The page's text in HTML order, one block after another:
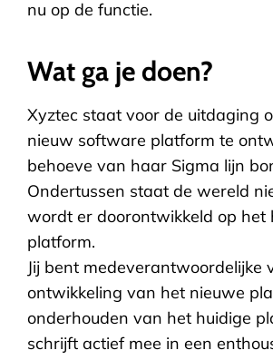
nu op de functie.
Wat ga je doen?
Xyztec staat voor de uitdaging
nieuw software platform te
behoeve van haar Sigma lijn
Ondertussen staat de wereld
wordt er doorontwikkeld op het
platform.
Jij bent medeverantwoordelijke
ontwikkeling van het nieuwe
onderhouden van het huidige
schrijft actief mee in een